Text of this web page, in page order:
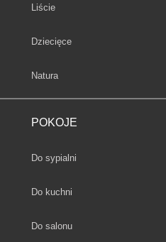
Fototapety
Liście
Fototapety
Dziecięce
Fototapety
Natura
POKOJE
Fototapety
Do sypialni
Fototapety
Do kuchni
Fototapety
Do salonu